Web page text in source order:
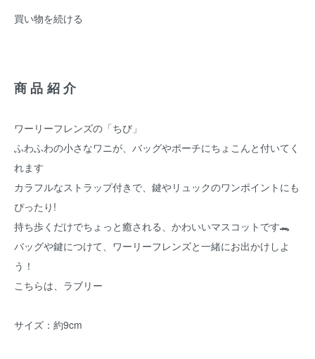
買い物を続ける
商品紹介
ワーリーフレンズの「ちび」
ふわふわの小さなワニが、バッグやポーチにちょこんと付いてく
れます
カラフルなストラップ付きで、鍵やリュックのワンポイントにも
ぴったり!
持ち歩くだけでちょっと癒される、かわいいマスコットです🐊
バッグや鍵につけて、ワーリーフレンズと一緒にお出かけしよ
う！
こちらは、ラブリー
サイズ：約9cm